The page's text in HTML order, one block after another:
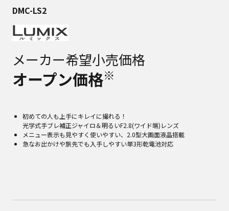
DMC-LS2
メーカー希望小売価格
オープン価格※
初めての人も上手にキレイに撮れる！
光学式手ブレ補正ジャイロ＆明るいF2.8(ワイド端)レンズ
メニュー表示も見やすく使いやすい、2.0型大画面液晶搭載
急なお出かけや旅先でも入手しやすい単3形乾電池対応